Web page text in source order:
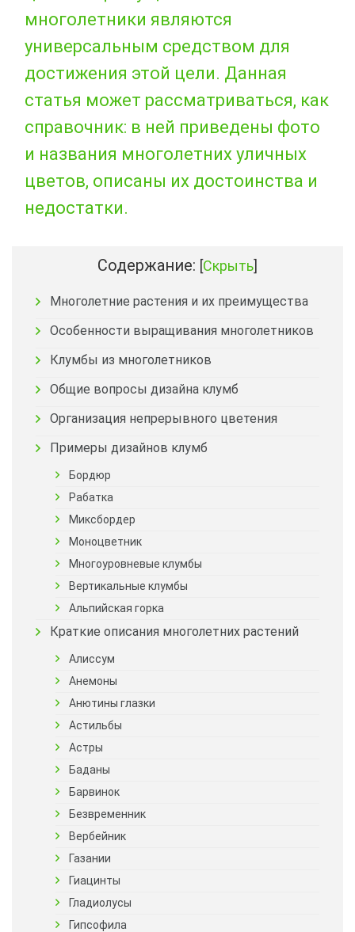
многолетники являются
универсальным средством для
достижения этой цели. Данная
статья может рассматриваться, как
справочник: в ней приведены фото
и названия многолетних уличных
цветов, описаны их достоинства и
недостатки.
Содержание: [Скрыть]
Многолетние растения и их преимущества
Особенности выращивания многолетников
Клумбы из многолетников
Общие вопросы дизайна клумб
Организация непрерывного цветения
Примеры дизайнов клумб
Бордюр
Рабатка
Миксбордер
Моноцветник
Многоуровневые клумбы
Вертикальные клумбы
Альпийская горка
Краткие описания многолетних растений
Алиссум
Анемоны
Анютины глазки
Астильбы
Астры
Баданы
Барвинок
Безвременник
Вербейник
Газании
Гиацинты
Гладиолусы
Гипсофила